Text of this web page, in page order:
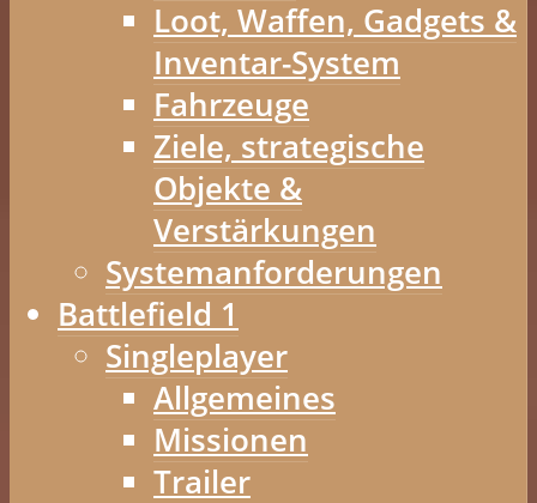
Loot, Waffen, Gadgets &
Inventar-System
Fahrzeuge
Ziele, strategische
Objekte &
Verstärkungen
Systemanforderungen
Battlefield 1
Singleplayer
Allgemeines
Missionen
Trailer